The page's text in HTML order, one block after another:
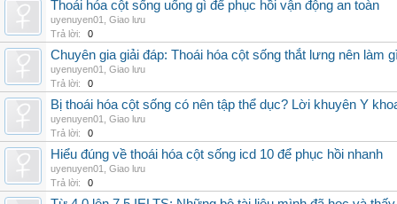
Thoái hóa cột sống uống gì để phục hồi vận động an toàn
uyenuyen01
Giao lưu
Trả lời:
0
Chuyên gia giải đáp: Thoái hóa cột sống thắt lưng nên làm
uyenuyen01
Giao lưu
Trả lời:
0
Bị thoái hóa cột sống có nên tập thể dục? Lời khuyên Y
uyenuyen01
Giao lưu
Trả lời:
0
Hiểu đúng về thoái hóa cột sống icd 10 để phục hồi nhanh
uyenuyen01
Giao lưu
Trả lời:
0